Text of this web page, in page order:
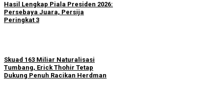
Hasil Lengkap Piala Presiden 2026:
Persebaya Juara, Persija
Peringkat 3
Skuad 163 Miliar Naturalisasi
Tumbang, Erick Thohir Tetap
Dukung Penuh Racikan Herdman